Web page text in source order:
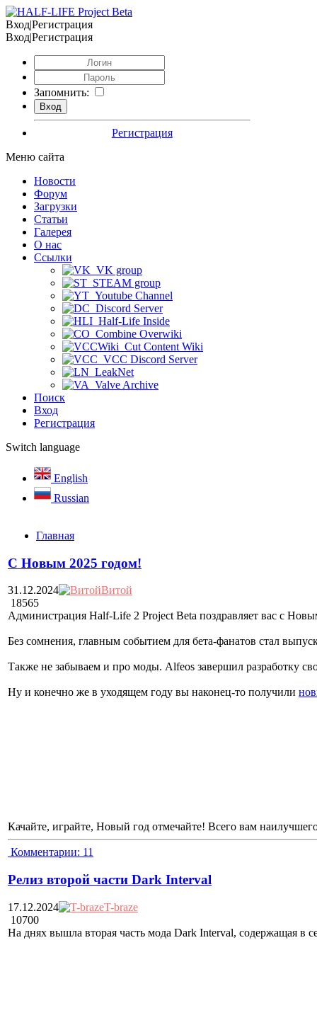
Вход|Регистрация
Вход|Регистрация
Запомнить:
Регистрация
Меню сайта
Новости
Форум
Загрузки
Статьи
Галерея
О нас
Ссылки
VK group
STEAM group
Youtube Channel
Discord Server
Half-Life Inside
Combine Overwiki
Cut Content Wiki
VCC Discord Server
LeakNet
Valve Archive
Поиск
Вход
Регистрация
Switch language
English
Russian
Главная
С Новым 2025 годом!
31.12.2024
Витой
18565
Администрация Half-Life 2 Project Beta поздравляет вас с
Без сомнения, главным событием для бета-фанатов стал
Также не забываем и про моды. Alfeos завершил разработку
Ну и конечно же в уходящем году вы наконец-то получили
Качайте, играйте, Новый год отмечайте! Всего вам
Комментарии: 11
Релиз второй части Dark Interval
17.12.2024
T-braze
10700
На днях вышла вторая часть мода Dark Interval, содержащая в